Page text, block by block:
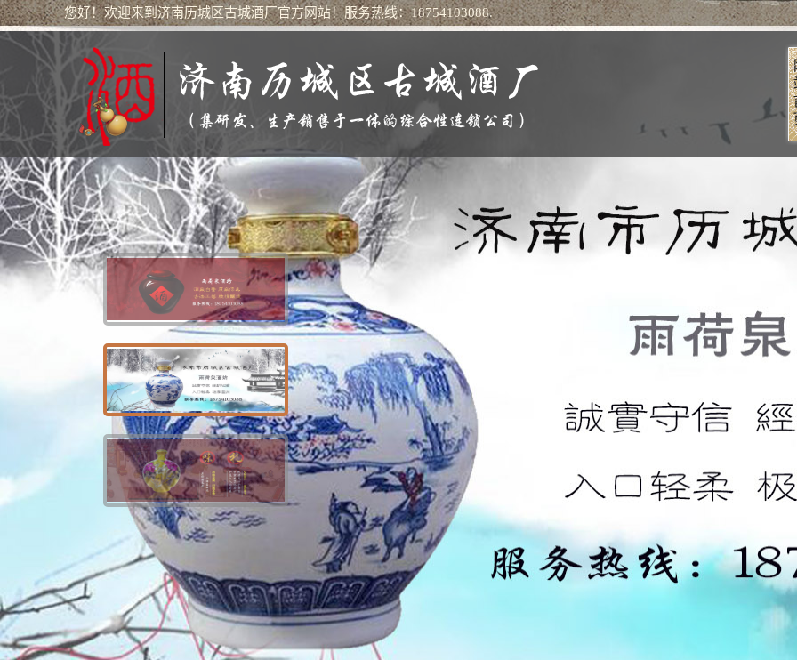
您好！欢迎来到济南历城区古城酒厂官方网站！服务热线：18754103088.